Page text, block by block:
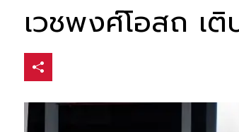
เวชพงศ์โอสถ เ